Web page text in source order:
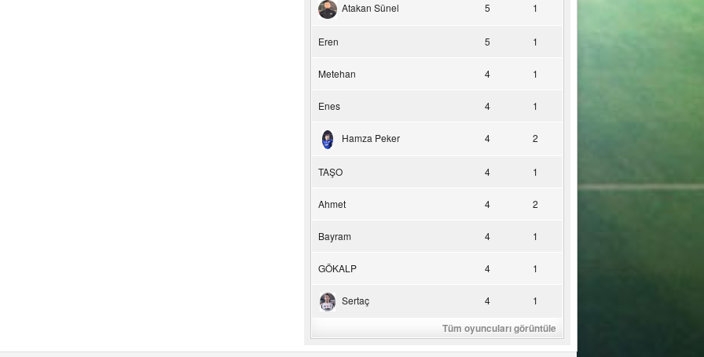
Atakan Sünel 5 1
Eren 5 1
Metehan 4 1
Enes 4 1
Hamza Peker 4 2
TAŞO 4 1
Ahmet 4 2
Bayram 4 1
GÖKALP 4 1
Sertaç 4 1
Tüm oyuncuları görüntüle